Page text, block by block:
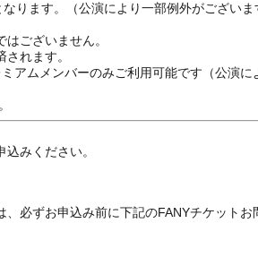
なります。（公演により一部例外がございま
ございません。
れます。
アムメンバーのみご利用可能です（公演
みください。
必ずお申込み前に下記のFANYチケット